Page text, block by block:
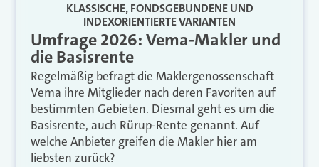
KLASSISCHE, FONDSGEBUNDENE UND
INDEXORIENTIERTE VARIANTEN
Umfrage 2026: Vema-Makler und
die Basisrente
Regelmäßig befragt die Maklergenossenschaft
Vema ihre Mitglieder nach deren Favoriten auf
bestimmten Gebieten. Diesmal geht es um die
Basisrente, auch Rürup-Rente genannt. Auf
welche Anbieter greifen die Makler hier am
liebsten zurück?